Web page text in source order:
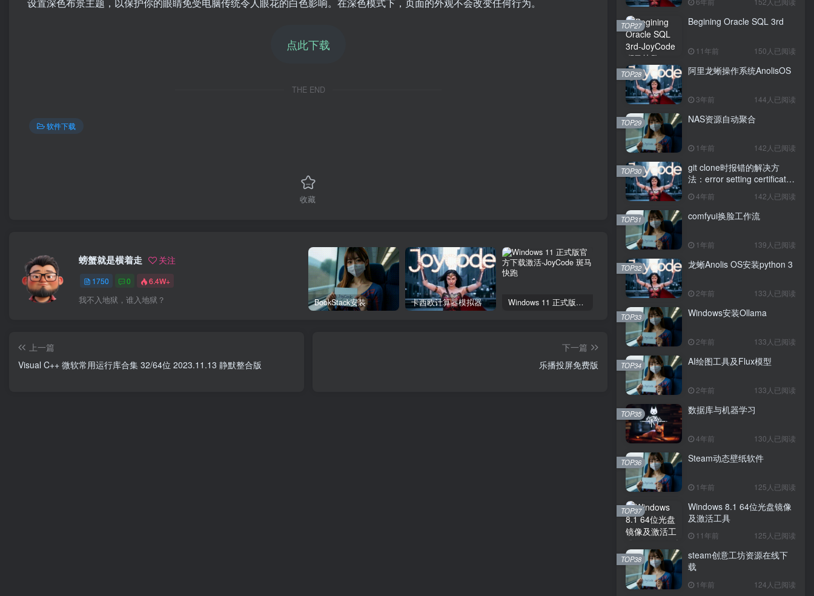
点此下载
THE END
软件下载
收藏
螃蟹就是横着走 关注
1750 0 6.4W+
我不入地狱，谁入地狱？ BookStack安装 卡西欧计算器模拟器 Windows 11 正式版官方下载激活
上一篇
Visual C++ 微软常用运行库合集 32/64位 2023.11.13 静默整合版
下一篇
乐播投屏免费版
Begining Oracle SQL 3rd
11年前 150人已阅读
TOP27
阿里龙蜥操作系统AnolisOS
3年前 144人已阅读
TOP28
NAS资源自动聚合
1年前 142人已阅读
TOP29
git clone时报错的解决方
法：error setting certificate
4年前 142人已阅读
TOP30
comfyui换脸工作流
1年前 139人已阅读
TOP31
龙蜥Anolis OS安装python 3
2年前 133人已阅读
TOP32
Windows安装Ollama
2年前 133人已阅读
TOP33
AI绘图工具及Flux模型
2年前 133人已阅读
TOP34
数据库与机器学习
4年前 130人已阅读
TOP35
Steam动态壁纸软件
1年前 125人已阅读
TOP36
Windows 8.1 64位光盘镜像
及激活工具
11年前 125人已阅读
TOP37
steam创意工坊资源在线下
载
1年前 124人已阅读
TOP38